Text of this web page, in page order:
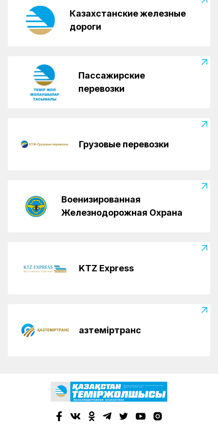
Казахстанские железные
дороги
Пассажирские
перевозки
Грузовые перевозки
Военизированная
Железнодорожная Охрана
KTZ Express
Қазтеміртранс